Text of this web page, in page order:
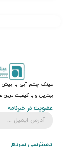
بهترین و با کیفیت
عضویت در خبرنامه
دسترسی سریع